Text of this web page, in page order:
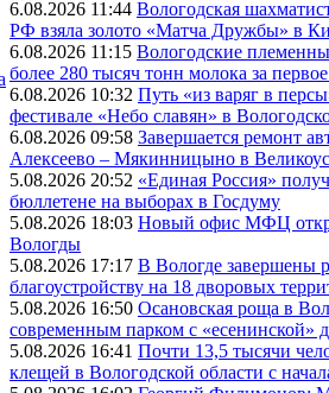
6.08.2026 11:44 Вологодская
РФ взяла золото «Матча Дружбы» в
6.08.2026 11:15 Вологодские
более 280 тысяч тонн молока за
6.08.2026 10:32 Путь «из варяг в
фестивале «Небо славян» в
6.08.2026 09:58 Завершается ремонт
Алексеево – Мякинницыно в
5.08.2026 20:52 «Единая Россия»
бюллетене на выборах в Госдуму
5.08.2026 18:03 Новый офис МФЦ
Вологды
5.08.2026 17:17 В Вологде завершены
благоустройству на 18 дворовых
5.08.2026 16:50 Осановская роща в
современным парком с «есенинской»
5.08.2026 16:41 Почти 13,5 тысячи
клещей в Вологодской области с